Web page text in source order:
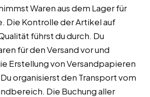
Waren aus dem Lager für
Die Kontrolle der Artikel auf
führst du durch. Du
für den Versand vor und
Erstellung von Versandpapieren
organisierst den Transport vom
Die Buchung aller